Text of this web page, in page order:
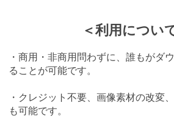
＜利用につい
・商用・非商用問わずに、誰もがダ
ることが可能です。
・クレジット不要、画像素材の改変
も可能です。